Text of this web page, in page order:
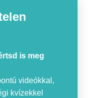
is meg
videókkal,
kvízekkel